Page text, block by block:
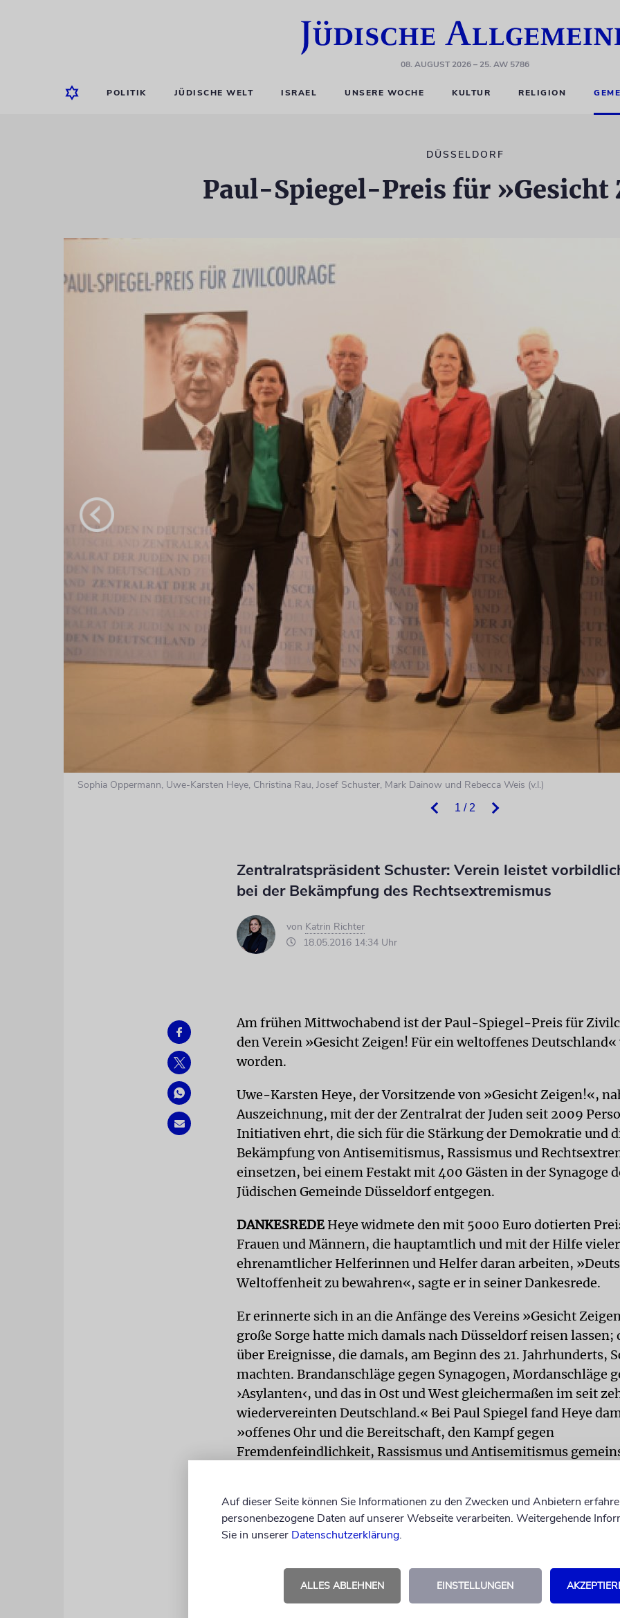
08. AUGUST 2026– 25. AW 5786
POLITIK JÜDISCHE WELT ISRAEL UNSERE WOCHE KULTUR RELIGION
DÜSSELDORF
Paul-Spiegel-Preis für »Gesicht
1 / 2
Sophia Oppermann, Uwe-Karsten Heye, Christina Rau, Josef Schuster, Mark Dainow und Rebecca Weis (v.l.)
Zentralratspräsident Schuster: Verein leistet
bei der Bekämpfung des Rechtsextremismus
von Katrin Richter
18.05.2016 14:34 Uhr
Am frühen Mittwochabend ist der Paul-Spiegel-Preis für
den Verein »Gesicht Zeigen! Für ein weltoffenes
worden.
Uwe-Karsten Heye, der Vorsitzende von »Gesicht Zeigen!«,
Auszeichnung, mit der der Zentralrat der Juden seit 2009
Initiativen ehrt, die sich für die Stärkung der Demokratie und
Bekämpfung von Antisemitismus, Rassismus und
einsetzen, bei einem Festakt mit 400 Gästen in der Synagoge
Jüdischen Gemeinde Düsseldorf entgegen.
DANKESREDE Heye widmete den mit 5000 Euro dotierten
Frauen und Männern, die hauptamtlich und mit der Hilfe vieler
ehrenamtlicher Helferinnen und Helfer daran arbeiten,
Weltoffenheit zu bewahren«, sagte er in seiner Dankesrede.
Er erinnerte sich in an die Anfänge des Vereins »Gesicht
große Sorge hatte mich damals nach Düsseldorf reisen lassen;
über Ereignisse, die damals, am Beginn des 21. Jahrhunderts,
machten. Brandanschläge gegen Synagogen, Mordanschläge
›Asylanten‹, und das in Ost und West gleichermaßen im seit
wiedervereinten Deutschland.« Bei Paul Spiegel fand Heye
»offenes Ohr und die Bereitschaft, den Kampf gegen
Fremdenfeindlichkeit, Rassismus und Antisemitismus
AKTUALITÄT Dass dieser Kampf bis heute noch traurige
beschrieb Heye in seiner Ansprache: »Es geht – immer noch –
rechten Randes der Gesellschaft zu schützen.« Mehr als 1000
gegen Flüchtlinge, auch auf Helfer, und Dutzende
Auf dieser Seite können Sie Informationen zu den Zwecken und Anbietern
personenbezogene Daten auf unserer Webseite verarbeiten. Weitergehende
Sie in unserer Datenschutzerklärung.
ALLES ABLEHNEN EINSTELLUNGEN